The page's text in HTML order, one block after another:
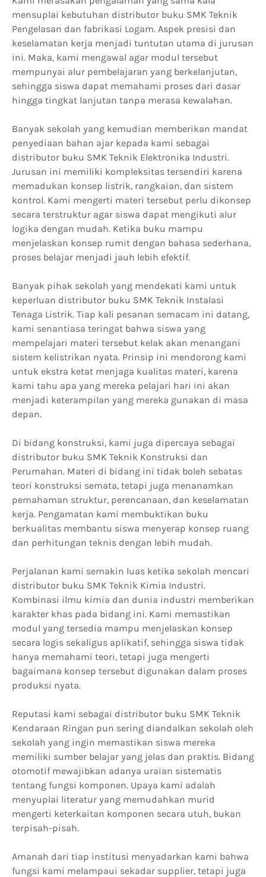
mensuplai kebutuhan distributor buku SMK Teknik
Pengelasan dan fabrikasi Logam. Aspek presisi dan
keselamatan kerja menjadi tuntutan utama di jurusan
ini. Maka, kami mengawal agar modul tersebut
mempunyai alur pembelajaran yang berkelanjutan,
sehingga siswa dapat memahami proses dari dasar
hingga tingkat lanjutan tanpa merasa kewalahan.
Banyak sekolah yang kemudian memberikan mandat
penyediaan bahan ajar kepada kami sebagai
distributor buku SMK Teknik Elektronika Industri.
Jurusan ini memiliki kompleksitas tersendiri karena
memadukan konsep listrik, rangkaian, dan sistem
kontrol. Kami mengerti materi tersebut perlu dikonsep
secara terstruktur agar siswa dapat mengikuti alur
logika dengan mudah. Ketika buku mampu
menjelaskan konsep rumit dengan bahasa sederhana,
proses belajar menjadi jauh lebih efektif.
Banyak pihak sekolah yang mendekati kami untuk
keperluan distributor buku SMK Teknik Instalasi
Tenaga Listrik. Tiap kali pesanan semacam ini datang,
kami senantiasa teringat bahwa siswa yang
mempelajari materi tersebut kelak akan menangani
sistem kelistrikan nyata. Prinsip ini mendorong kami
untuk ekstra ketat menjaga kualitas materi, karena
kami tahu apa yang mereka pelajari hari ini akan
menjadi keterampilan yang mereka gunakan di masa
depan.
Di bidang konstruksi, kami juga dipercaya sebagai
distributor buku SMK Teknik Konstruksi dan
Perumahan. Materi di bidang ini tidak boleh sebatas
teori konstruksi semata, tetapi juga menanamkan
pemahaman struktur, perencanaan, dan keselamatan
kerja. Pengamatan kami membuktikan buku
berkualitas membantu siswa menyerap konsep ruang
dan perhitungan teknis dengan lebih mudah.
Perjalanan kami semakin luas ketika sekolah mencari
distributor buku SMK Teknik Kimia Industri.
Kombinasi ilmu kimia dan dunia industri memberikan
karakter khas pada bidang ini. Kami memastikan
modul yang tersedia mampu menjelaskan konsep
secara logis sekaligus aplikatif, sehingga siswa tidak
hanya memahami teori, tetapi juga mengerti
bagaimana konsep tersebut digunakan dalam proses
produksi nyata.
Reputasi kami sebagai distributor buku SMK Teknik
Kendaraan Ringan pun sering diandalkan sekolah oleh
sekolah yang ingin memastikan siswa mereka
memiliki sumber belajar yang jelas dan praktis. Bidang
otomotif mewajibkan adanya uraian sistematis
tentang fungsi komponen. Upaya kami adalah
menyuplai literatur yang memudahkan murid
mengerti keterkaitan komponen secara utuh, bukan
terpisah-pisah.
Amanah dari tiap institusi menyadarkan kami bahwa
fungsi kami melampaui sekadar supplier, tetapi juga